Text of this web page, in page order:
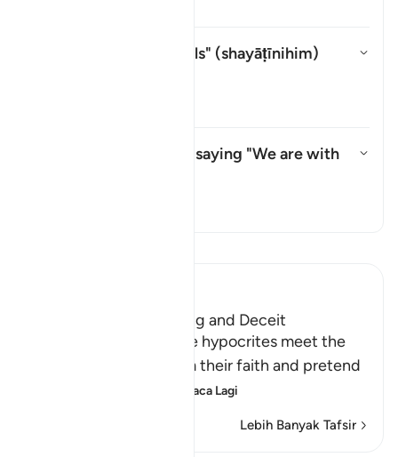
Whom does "their devils" (shayāṭīnihim)
What do they mean by saying "We are with
The Hypocrites' Cunning and Deceit
Allah said that when the hypocrites meet the
believers, they proclaim their faith and pretend
Baca Lagi
Lebih Banyak Tafsir